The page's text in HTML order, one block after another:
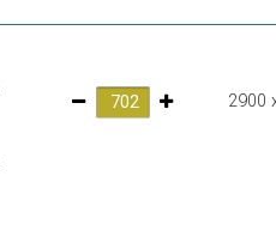
2900